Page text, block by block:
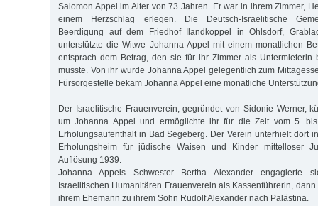
Salomon Appel im Alter von 73 Jahren. Er war in ihrem Zimmer,
einem Herzschlag erlegen. Die Deutsch-Israelitische
Beerdigung auf dem Friedhof Ilandkoppel in Ohlsdorf,
unterstützte die Witwe Johanna Appel mit einem monatlichen
entsprach dem Betrag, den sie für ihr Zimmer als Untermieterin
musste. Von ihr wurde Johanna Appel gelegentlich zum
Fürsorgestelle bekam Johanna Appel eine monatliche
Der Israelitische Frauenverein, gegründet von Sidonie Werner,
um Johanna Appel und ermöglichte ihr für die Zeit vom 5.
Erholungsaufenthalt in Bad Segeberg. Der Verein unterhielt dort
Erholungsheim für jüdische Waisen und Kinder mittelloser
Auflösung 1939.
Johanna Appels Schwester Bertha Alexander engagierte
Israelitischen Humanitären Frauenverein als Kassenführerin,
ihrem Ehemann zu ihrem Sohn Rudolf Alexander nach Palästina.